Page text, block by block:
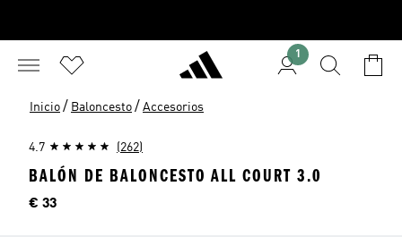
1
Inicio / Baloncesto / Accesorios
4.7 (262)
BALÓN DE BALONCESTO ALL COURT 3.0
Precio
€ 33